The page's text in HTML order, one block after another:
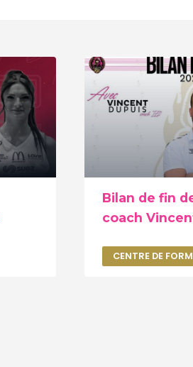
Bilan de fin
coach
CENTRE DE